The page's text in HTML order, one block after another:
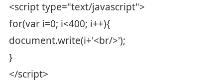
<script type="text/javascript">
for(var i=0; i<400; i++){
document.write(i+'<br/>');
}
</script>